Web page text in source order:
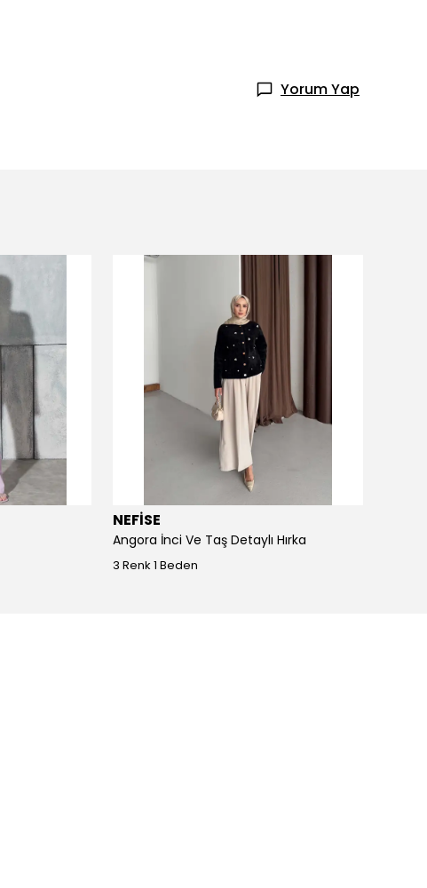
Yorum Yap
NEFİSE
Angora İnci Ve Taş Detaylı Hırka
3 Renk 1 Beden